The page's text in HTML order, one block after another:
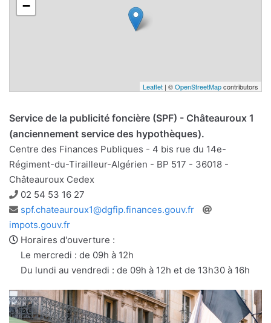
−
Leaflet | ©OpenStreetMapcontributors
Service de la publicité foncière (SPF) - Châteauroux 1
(anciennement service des hypothèques).
Centre des Finances Publiques - 4 bis rue du 14e-
Régiment-du-Tirailleur-Algérien - BP 517 - 36018 -
Châteauroux Cedex
Téléphone
02 54 53 16 27
Adresse
e-
mail
spf.chateauroux1@dgfip.finances.gouv.fr
impots.gouv.fr
Horaires d'ouverture :
Le mercredi : de 09h à 12h
Du lundi au vendredi : de 09h à 12h et de 13h30 à 16h